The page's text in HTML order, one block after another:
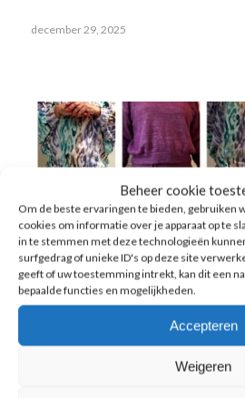
Beheer cookie
Om de beste ervaringen te bieden, gebruiken
cookies om informatie over je apparaat op te
in te stemmen met deze technologieën
surfgedrag of unieke ID's op deze site
geeft of uw toestemming intrekt, kan dit een
bepaalde functies en mogelijkheden.
Accepteren
Weigeren
december 29, 2025